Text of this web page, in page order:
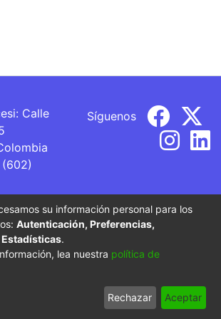
Calle
Síguenos
es una Institución de Educación
sujeta a inspección y vigilancia
de Educación Nacional.
End User
Agreement
Send
Feedback
su información personal para los
Autenticación, Preferencias,
.
lea nuestra política de
Rechazar Aceptar